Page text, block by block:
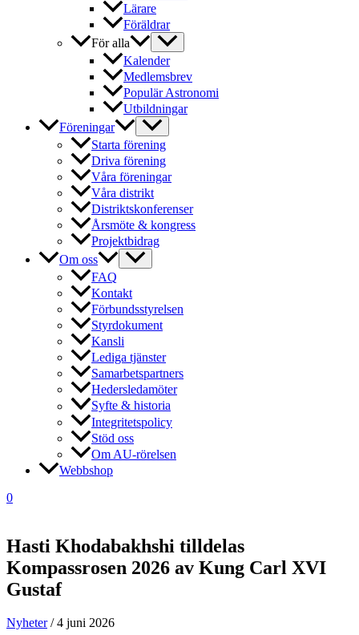
Lärare
Föräldrar
För alla
Kalender
Medlemsbrev
Populär Astronomi
Utbildningar
Föreningar
Starta förening
Driva förening
Våra föreningar
Våra distrikt
Distriktskonferenser
Årsmöte & kongress
Projektbidrag
Om oss
FAQ
Kontakt
Förbundsstyrelsen
Styrdokument
Kansli
Lediga tjänster
Samarbetspartners
Hedersledamöter
Syfte & historia
Integritetspolicy
Stöd oss
Om AU-rörelsen
Webbshop
0
Hasti Khodabakhshi tilldelas
Kompassrosen 2026 av Kung Carl XVI
Gustaf
Nyheter/4 juni 2026